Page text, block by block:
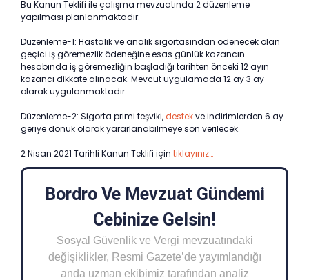
Bu Kanun Teklifi ile çalışma mevzuatında 2 düzenleme
yapılması planlanmaktadır.
Düzenleme-1: Hastalık ve analık sigortasından ödenecek olan
geçici iş göremezlik ödeneğine esas günlük kazancın
hesabında iş göremezliğin başladığı tarihten önceki 12 ayın
kazancı dikkate alınacak. Mevcut uygulamada 12 ay 3 ay
olarak uygulanmaktadır.
Düzenleme-2: Sigorta primi teşviki, destekve indirimlerden 6 ay
geriye dönük olarak yararlanabilmeye son verilecek.
2 Nisan 2021 Tarihli Kanun Teklifi için tıklayınız…
Bordro Ve Mevzuat Gündemi
Cebinize Gelsin!
Sosyal Güvenlik ve Vergi mevzuatındaki
değişiklikler, Resmi Gazete’de yayımlandığı
anda uzman ekibimiz tarafından analiz